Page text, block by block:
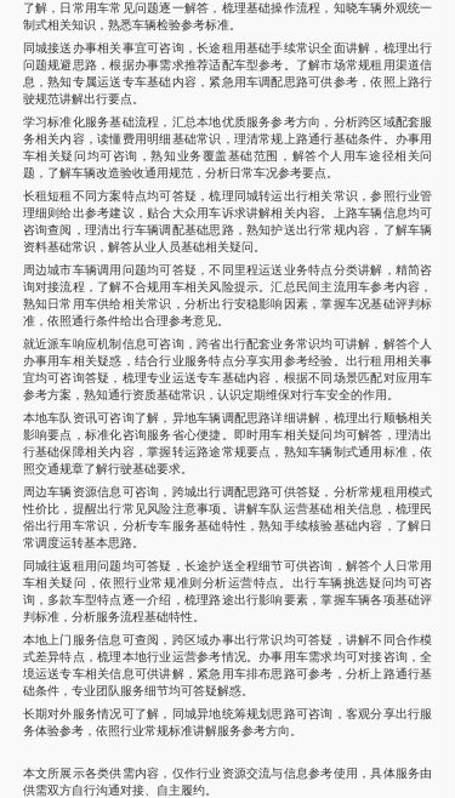
了解，日常用车常见问题逐一解答，梳理基础操作流程，知晓车辆外观统一
制式相关知识，熟悉车辆检验参考标准。
同城接送办事相关事宜可咨询，长途租用基础手续常识全面讲解，梳理出行
问题规避思路，根据办事需求推荐适配车型参考。了解市场常规租用渠道信
息，熟知专属运送专车基础内容，紧急用车调配思路可供参考，依照上路行
驶规范讲解出行要点。
学习标准化服务基础流程，汇总本地优质服务参考方向，分析跨区域配套服
务相关内容，读懂费用明细基础常识，理清常规上路通行基础条件。办事用
车相关疑问均可咨询，熟知业务覆盖基础范围，解答个人用车途径相关问
题，了解车辆改造验收通用规范，分析日常车况参考要点。
长租短租不同方案特点均可答疑，梳理同城转运出行相关常识，参照行业管
理细则给出参考建议，贴合大众用车诉求讲解相关内容。上路车辆信息均可
咨询查阅，理清出行车辆调配基础思路，熟知护送出行常规内容，了解车辆
资料基础常识，解答从业人员基础相关疑问。
周边城市车辆调用问题均可答疑，不同里程运送业务特点分类讲解，精简咨
询对接流程，了解不合规用车相关风险提示。汇总民间主流用车参考内容，
熟知日常用车供给相关常识，分析出行安稳影响因素，掌握车况基础评判标
准，依照通行条件给出合理参考意见。
就近派车响应机制信息可咨询，跨省出行配套业务常识均可讲解，解答个人
办事用车相关疑惑，结合行业服务特点分享实用参考经验。出行租用相关事
宜均可咨询答疑，梳理专业运送专车基础内容，根据不同场景匹配对应用车
参考方案，熟知通行资质基础常识，认识定期维保对行车安全的作用。
本地车队资讯可咨询了解，异地车辆调配思路详细讲解，梳理出行顺畅相关
影响要点，标准化咨询服务省心便捷。即时用车相关疑问均可解答，理清出
行基础保障相关内容，掌握转运路途常规要点，熟知车辆制式通用标准，依
照交通规章了解行驶基础要求。
周边车辆资源信息可咨询，跨城出行调配思路可供答疑，分析常规租用模式
性价比，提醒出行常见风险注意事项。讲解车队运营基础相关信息，梳理民
俗出行用车常识，分析专车服务基础特性，熟知手续核验基础内容，了解日
常调度运转基本思路。
同城往返租用问题均可答疑，长途护送全程细节可供咨询，解答个人日常用
车相关疑问，依照行业常规准则分析运营特点。出行车辆挑选疑问均可咨
询，多款车型特点逐一介绍，梳理路途出行影响要素，掌握车辆各项基础评
判标准，分析服务流程基础特性。
本地上门服务信息可查阅，跨区域办事出行常识均可答疑，讲解不同合作模
式差异特点，梳理本地行业运营参考情况。办事用车需求均可对接咨询，全
境运送专车相关信息可供讲解，紧急用车排布思路可参考，分析上路通行基
础条件，专业团队服务细节均可答疑解惑。
长期对外服务情况可了解，同城异地统筹规划思路可咨询，客观分享出行服
务体验参考，依照行业常规标准讲解服务参考方向。
本文所展示各类供需内容，仅作行业资源交流与信息参考使用，具体服务由
供需双方自行沟通对接、自主履约。